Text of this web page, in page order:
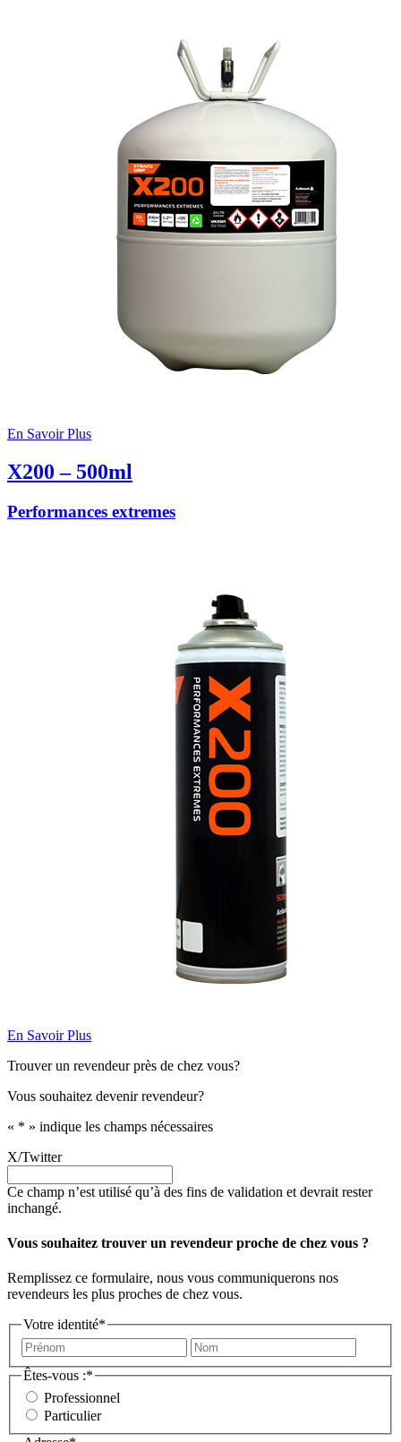
En Savoir Plus
X200 – 500ml
Performances extremes
En Savoir Plus
Trouver un revendeur près de chez vous?
Vous souhaitez devenir revendeur?
« * » indique les champs nécessaires
X/Twitter
Ce champ n’est utilisé qu’à des fins de validation et devrait rester
inchangé.
Vous souhaitez trouver un revendeur proche de chez vous ?
Remplissez ce formulaire, nous vous communiquerons nos
revendeurs les plus proches de chez vous.
Votre identité*
Prénom
Êtes-vous :*
Professionnel
Particulier